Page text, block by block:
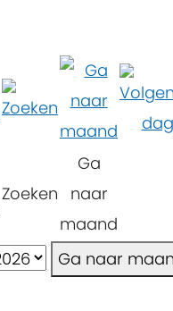
Zoeken
Ga
naar
maand
Ga naar